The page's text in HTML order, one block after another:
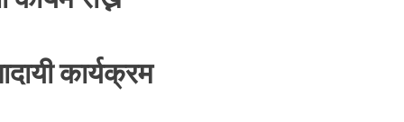
कार्यक्रम